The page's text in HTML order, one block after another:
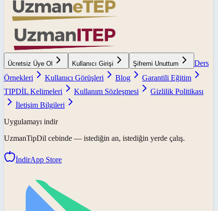
Ücretsiz Üye Ol Kullanıcı Girişi Şifremi Unuttum
Ders
Örnekleri
Kullanıcı Görüşleri Blog
Garantili Eğitim
TIPDİL Kelimeleri
Kullanım Sözleşmesi
Gizlilik Politikası
İletişim Bilgileri
Uygulamayı indir
UzmanTipDil cebinde — istediğin an, istediğin yerde çalış.
İndirApp Store